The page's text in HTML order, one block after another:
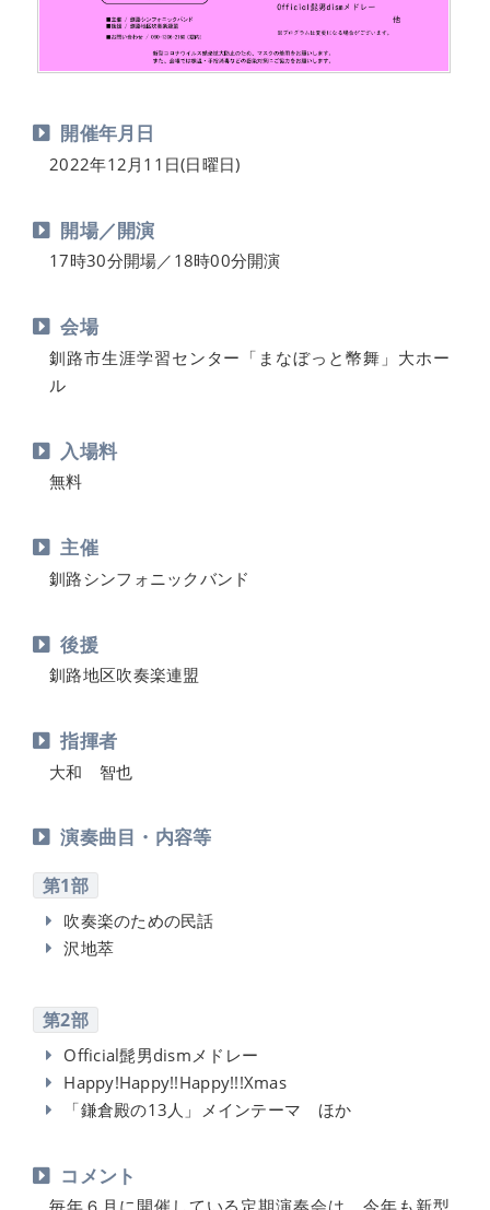
開催年月日
2022年12月11日(日曜日)
開場／開演
17時30分開場／18時00分開演
会場
釧路市生涯学習センター「まなぼっと幣舞」大ホー
ル
入場料
無料
主催
釧路シンフォニックバンド
後援
釧路地区吹奏楽連盟
指揮者
大和 智也
演奏曲目・内容等
第1部
吹奏楽のための民話
沢地萃
第2部
Official髭男dismメドレー
Happy!Happy!!Happy!!!Xmas
「鎌倉殿の13人」メインテーマ ほか
コメント